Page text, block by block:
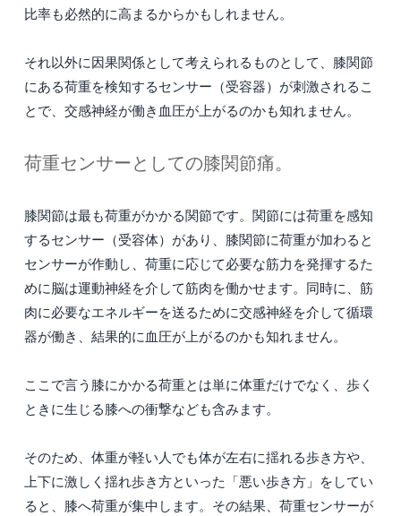
比率も必然的に高まるからかもしれません。
それ以外に因果関係として考えられるものとして、膝関節
にある荷重を検知するセンサー（受容器）が刺激されるこ
とで、交感神経が働き血圧が上がるのかも知れません。
荷重センサーとしての膝関節痛。
膝関節は最も荷重がかかる関節です。関節には荷重を感知
するセンサー（受容体）があり、膝関節に荷重が加わると
センサーが作動し、荷重に応じて必要な筋力を発揮するた
めに脳は運動神経を介して筋肉を働かせます。同時に、筋
肉に必要なエネルギーを送るために交感神経を介して循環
器が働き、結果的に血圧が上がるのかも知れません。
ここで言う膝にかかる荷重とは単に体重だけでなく、歩く
ときに生じる膝への衝撃なども含みます。
そのため、体重が軽い人でも体が左右に揺れる歩き方や、
上下に激しく揺れ歩き方といった「悪い歩き方」をしてい
ると、膝へ荷重が集中します。その結果、荷重センサーが